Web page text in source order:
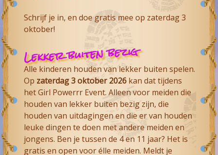
Schrijf je in, en doe gratis mee op zaterdag 3
oktober!
Lekker buiten bezig
Alle kinderen houden van lekker buiten spelen.
Op zaterdag 3 oktober 2026 kan dat tijdens
het Girl Powerrr Event. Alleen voor meiden die
houden van lekker buiten bezig zijn, die
houden van uitdagingen en die er van houden
leuke dingen te doen met andere meiden en
jongens. Ben je tussen de 4 en 11 jaar? Het is
gratis en open voor élle meiden. Meldt je